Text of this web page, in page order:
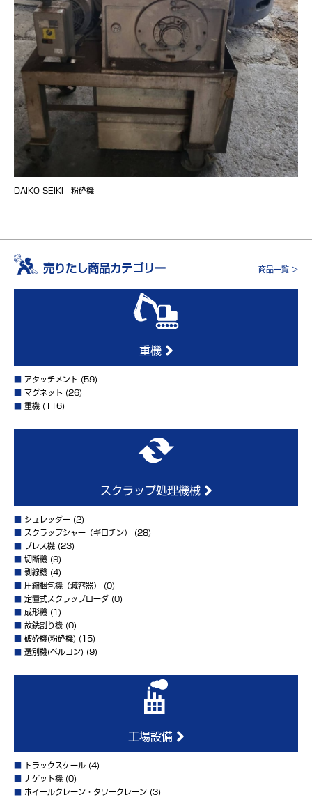
DAIKO SEIKI 粉砕機
売りたし商品カテゴリー 商品一覧 >
重機
アタッチメント (59)
マグネット (26)
重機 (116)
スクラップ処理機械
シュレッダー (2)
スクラップシャー（ギロチン）
(28)
プレス機 (23)
切断機 (9)
剥線機 (4)
圧縮梱包機（減容器）
(0)
定置式スクラップローダ (0)
成形機 (1)
故銑割り機 (0)
破砕機(粉砕機) (15)
選別機(ベルコン) (9)
工場設備
トラックスケール (4)
ナゲット機 (0)
ホイールクレーン・タワークレーン (3)